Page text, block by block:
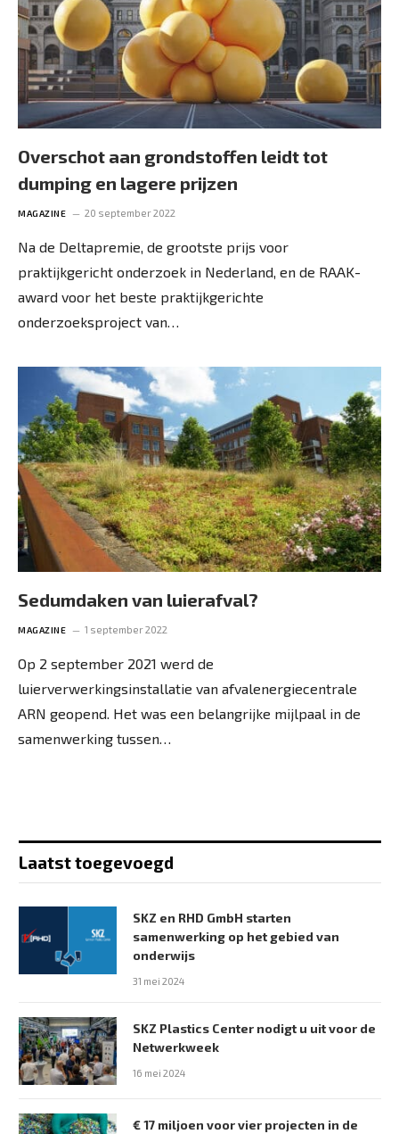
Overschot aan grondstoffen leidt tot
dumping en lagere prijzen
MAGAZINE 20 september 2022
Na de Deltapremie, de grootste prijs voor
praktijkgericht onderzoek in Nederland, en de RAAK-
award voor het beste praktijkgerichte
onderzoeksproject van…
Sedumdaken van luierafval?
MAGAZINE 1 september 2022
Op 2 september 2021 werd de
luierverwerkingsinstallatie van afvalenergiecentrale
ARN geopend. Het was een belangrijke mijlpaal in de
samenwerking tussen…
Laatst toegevoegd
SKZ en RHD GmbH starten
samenwerking op het gebied van
onderwijs
31 mei 2024
SKZ Plastics Center nodigt u uit voor de
Netwerkweek
16 mei 2024
€ 17 miljoen voor vier projecten in de